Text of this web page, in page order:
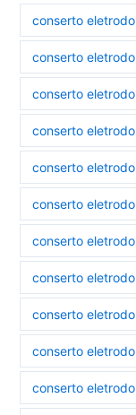
conserto
conserto
conserto
conserto
conserto
conserto
conserto
conserto
conserto
conserto
conserto